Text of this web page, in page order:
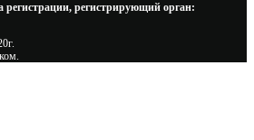
регистрации, регистрирующий орган: